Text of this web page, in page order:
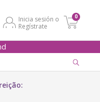
Inicia sesión o
Regístrate
0